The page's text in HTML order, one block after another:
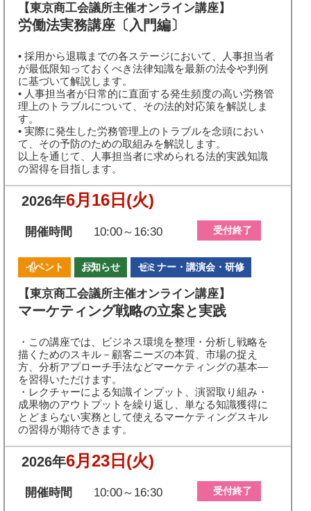
【東京商工会議所主催オンライン講座】
労働法実務講座〔入門編〕
• 採用から退職までの各ステージにおいて、人事担当者
が最低限知っておくべき法律知識を最新の法令や判例
に基づいて解説します。
• 人事担当者が日常的に直面する発生頻度の高い労務管
理上のトラブルについて、その法的対応策を解説しま
す。
• 実際に発生した労務管理上のトラブルを念頭におい
て、その予防のための取組みを解説します。
以上を通じて、人事担当者に求められる法的実践知識
の習得を目指します。
2026年6月16日 (火)
開催時間 10:00～16:30 受付終了
イベント お知らせ セミナー・講演会・研修
【東京商工会議所主催オンライン講座】
マーケティング戦略の立案と実践
・この講座では、ビジネス環境を整理・分析し戦略を
描くためのスキル－顧客ニーズの本質、市場の捉え
方、分析アプローチ手法などマーケティングの基本―
を習得いただけます。
・レクチャーによる知識インプット、演習取り組み・
成果物のアウトプットを繰り返し、単なる知識獲得に
とどまらない実務として使えるマーケティングスキル
の習得が期待できます。
2026年6月23日 (火)
開催時間 10:00～16:30 受付終了